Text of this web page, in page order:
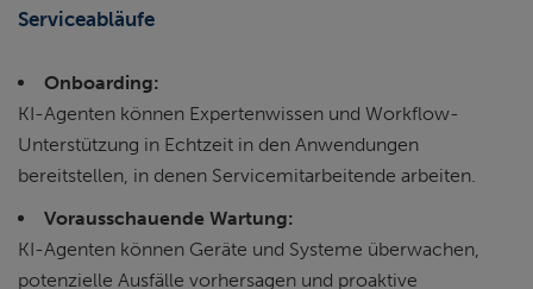
Serviceabläufe
Onboarding:
KI-Agenten können Expertenwissen und Workflow-
Unterstützung in Echtzeit in den Anwendungen
bereitstellen, in denen Servicemitarbeitende arbeiten.
Vorausschauende Wartung:
KI-Agenten können Geräte und Systeme überwachen,
potenzielle Ausfälle vorhersagen und proaktive